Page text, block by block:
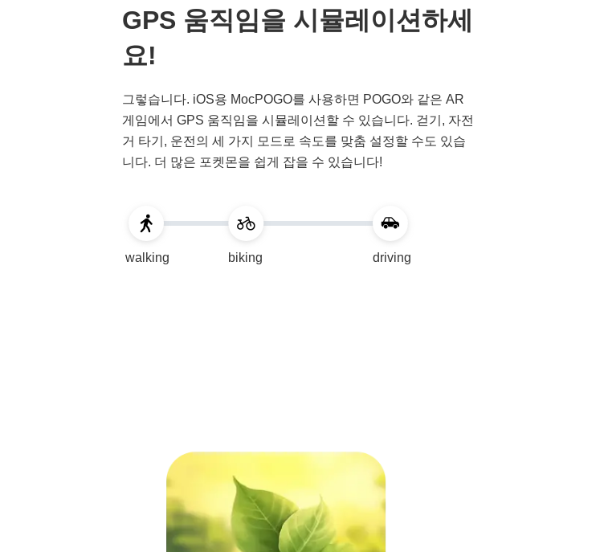
GPS 움직임을 시뮬레이션하세
요!
그렇습니다. iOS용 MocPOGO를 사용하면 POGO와 같은 AR
게임에서 GPS 움직임을 시뮬레이션할 수 있습니다. 걷기, 자전
거 타기, 운전의 세 가지 모드로 속도를 맞춤 설정할 수도 있습
니다. 더 많은 포켓몬을 쉽게 잡을 수 있습니다!
walking biking driving